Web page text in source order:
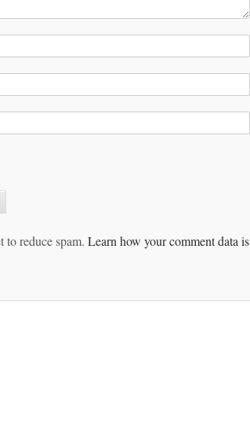
to reduce spam. Learn how your comment data is